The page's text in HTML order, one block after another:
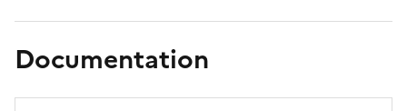
Documentation